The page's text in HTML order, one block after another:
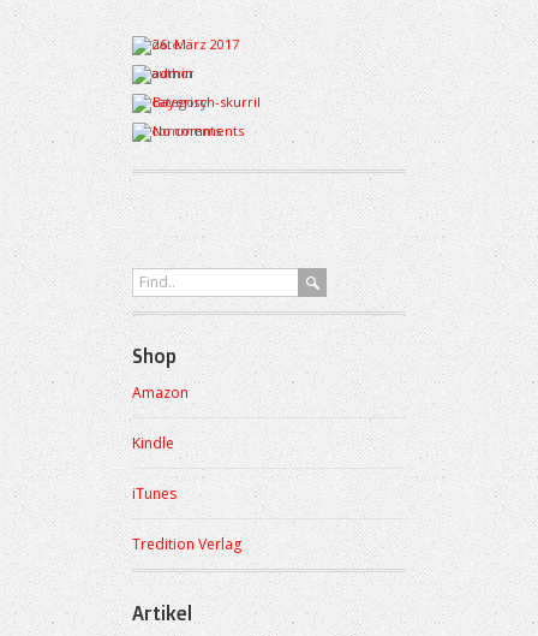
26. März 2017
admin
Bayerisch-skurril
No comments
Shop
Amazon
Kindle
iTunes
Tredition Verlag
Artikel